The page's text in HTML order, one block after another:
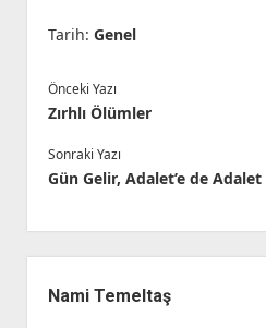
Tarih: Genel
Önceki Yazı
Zırhlı Ölümler
Sonraki Yazı
Gün Gelir, Adalet’e de
Menü
Nami Temeltaş